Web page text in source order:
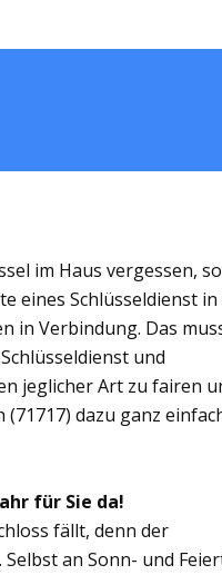
im Haus vergessen,
eines Schlüsseldienst
in Verbindung. Das
und
jeglicher Art zu fairen
dazu ganz
für Sie da!
fällt, denn der
an Sonn- und